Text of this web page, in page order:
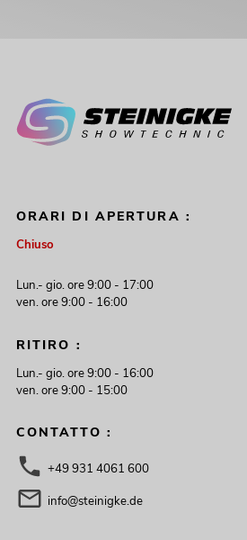
ORARI DI APERTURA :
Chiuso
Lun.- gio. ore 9:00 - 17:00
ven. ore 9:00 - 16:00
RITIRO :
Lun.- gio. ore 9:00 - 16:00
ven. ore 9:00 - 15:00
CONTATTO :
+49 931 4061 600
info@steinigke.de